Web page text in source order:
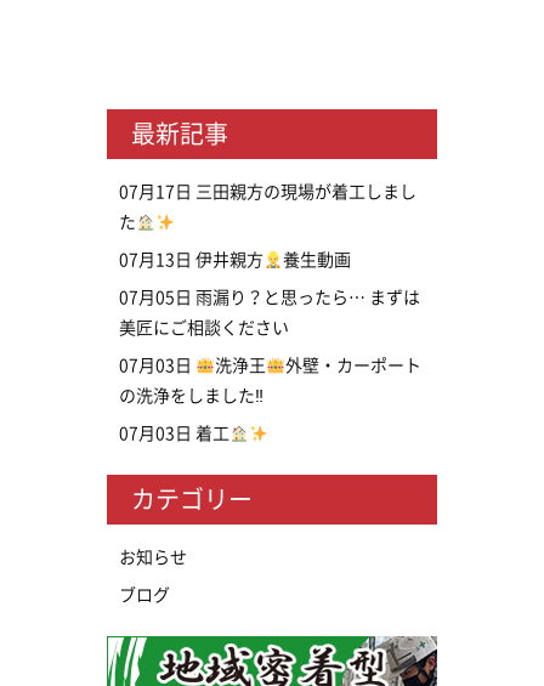
最新記事
07月17日 三田親方の現場が着工しまし
た
07月13日 伊井親方 養生動画
07月05日 雨漏り？と思ったら… まずは
美匠にご相談ください
07月03日 洗浄王
外壁・カーポート
の洗浄をしました‼
07月03日 着工
カテゴリー
お知らせ
ブログ